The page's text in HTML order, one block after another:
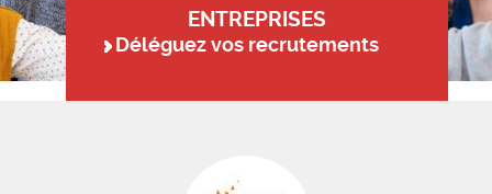
ENTREPRISES
Déléguez vos recrutements